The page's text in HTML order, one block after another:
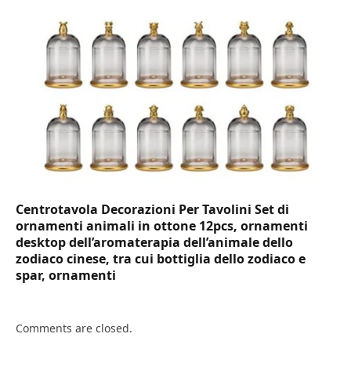
Centrotavola Decorazioni Per Tavolini Set di
ornamenti animali in ottone 12pcs, ornamenti
desktop dell’aromaterapia dell’animale dello
zodiaco cinese, tra cui bottiglia dello zodiaco e
spar, ornamenti
Comments are closed.